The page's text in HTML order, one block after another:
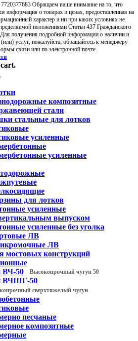
Обращаем ваше внимание на то, что
информация о товарах и ценах, предоставленная на
характер и ни при каких условиях не
положениями Статьи 437 Гражданского
получения подробной информации о наличии и
услуг, пожалуйста, обращайтесь к менеджеру
связи или по электронной почте.
композитные
стали
стальные для лотков
усиленные
усиленные
для лотков
усиленные
выпуском
усиленные без уголка
ЛВ
ЛВ
мостовых конструкций
50
Высокопрочный чугун 50
ВЧШГ-50
сверхтяжелый чугун
песчаные
композитные